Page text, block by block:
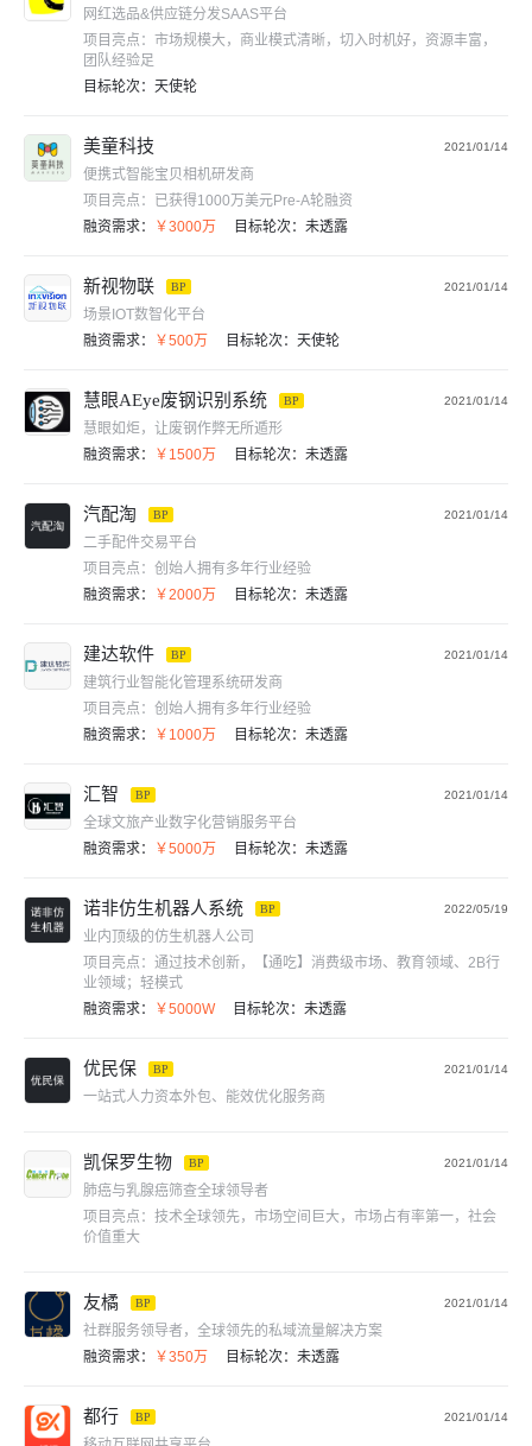
网红选品&供应链分发SAAS平台
项目亮点： 市场规模大，商业模式清晰，切入时机好，资源丰富，
团队经验足
目标轮次： 天使轮
美童科技 2021/01/14
便携式智能宝贝相机研发商
项目亮点： 已获得1000万美元Pre-A轮融资
融资需求：
￥3000万 目标轮次： 未透露
新视物联 BP 2021/01/14
场景IOT数智化平台
融资需求：
￥500万 目标轮次： 天使轮
慧眼AEye废钢识别系统 BP 2021/01/14
慧眼如炬，让废钢作弊无所遁形
融资需求：
￥1500万 目标轮次： 未透露
汽配淘 BP 2021/01/14
二手配件交易平台
项目亮点： 创始人拥有多年行业经验
融资需求：
￥2000万 目标轮次： 未透露
建达软件 BP 2021/01/14
建筑行业智能化管理系统研发商
项目亮点： 创始人拥有多年行业经验
融资需求：
￥1000万 目标轮次： 未透露
汇智 BP 2021/01/14
全球文旅产业数字化营销服务平台
融资需求：
￥5000万 目标轮次： 未透露
诺非仿生机器人系统 BP 2022/05/19
业内顶级的仿生机器人公司
项目亮点： 通过技术创新，【通吃】消费级市场、教育领域、2B行
业领域；轻模式
融资需求：
￥5000W 目标轮次： 未透露
优民保 BP 2021/01/14
一站式人力资本外包、能效优化服务商
凯保罗生物 BP 2021/01/14
肺癌与乳腺癌筛查全球领导者
项目亮点： 技术全球领先，市场空间巨大，市场占有率第一，社会
价值重大
友橘 BP 2021/01/14
社群服务领导者，全球领先的私域流量解决方案
融资需求：
￥350万 目标轮次： 未透露
都行 BP 2021/01/14